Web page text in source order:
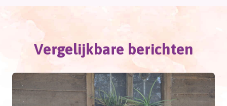
Vergelijkbare berichten